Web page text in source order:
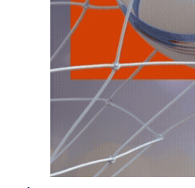
Contr. Fiscal Nueva Tecn. MT
CUIT 0-1-2-3-4-5-6-7-8-9-…
VIE
C.A.B.A.
Agentes Recaudac CABA e-Arciba
CUIT 0-1-2-3-4-5-6-7-8-9-…
ENTRE RIOS
7 ENTRE RIOS
Ag. Ret. Imp. Prof. Lib. EERR
CUIT 5-6-7-8-9-…